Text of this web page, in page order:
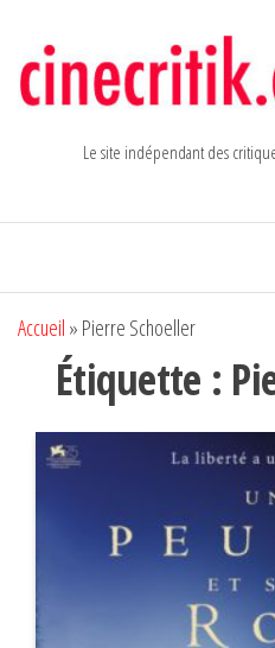
contenu
Le site indépendant des
Accueil » Pierre Schoeller
Étiquette :